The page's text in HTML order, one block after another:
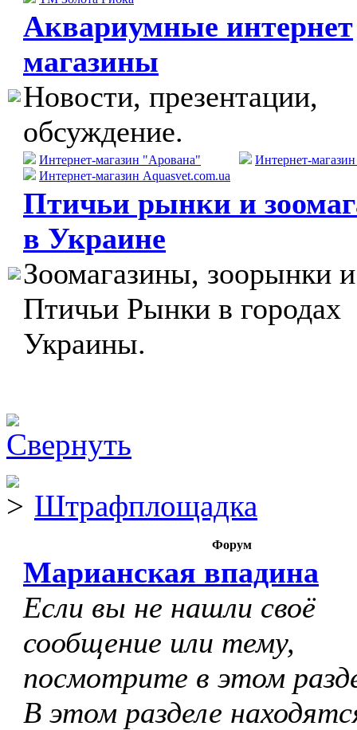
Аквариумные интернет
магазины
Новости, презентации,
обсуждение.
Интернет-магазин "Арована"
Интернет-магазин Aquasvet.com.ua
Интернет-
Птичьи рынки и
в Украине
Зоомагазины, зоорынки и
Птичьи Рынки в городах
Украины.
Штрафплощадка
Форум
Марианская впадина
Если вы не нашли своё
сообщение или тему,
посмотрите в этом
В этом разделе